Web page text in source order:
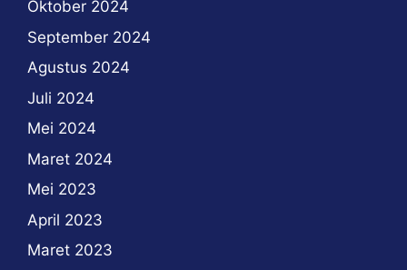
Oktober 2024
September 2024
Agustus 2024
Juli 2024
Mei 2024
Maret 2024
Mei 2023
April 2023
Maret 2023